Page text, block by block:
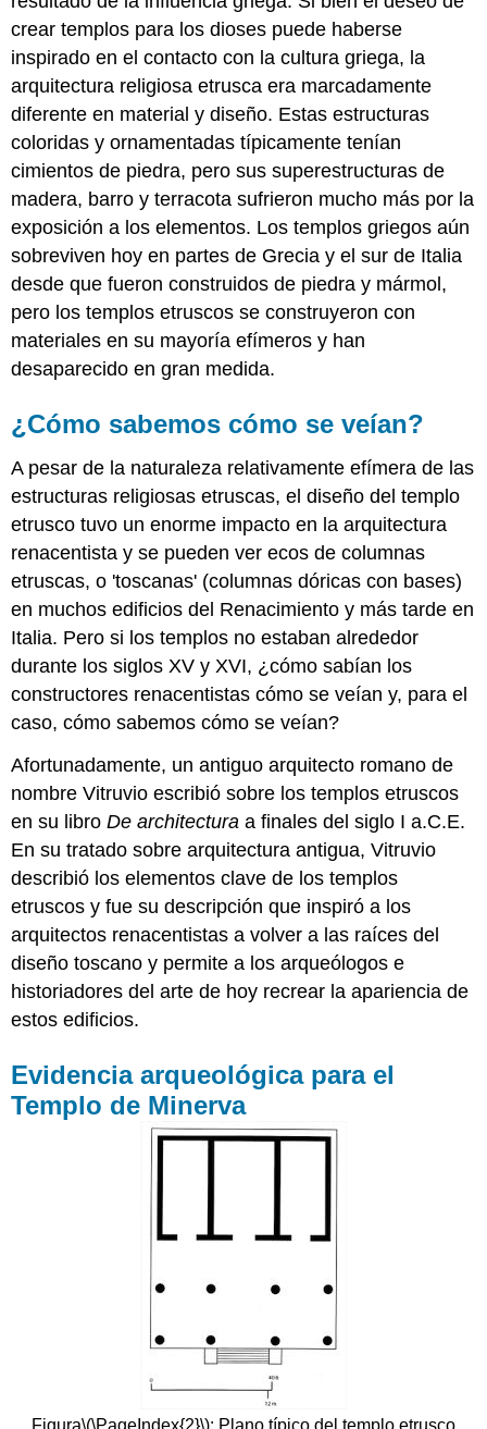
crear templos para los dioses puede haberse
inspirado en el contacto con la cultura griega, la
arquitectura religiosa etrusca era marcadamente
diferente en material y diseño. Estas estructuras
coloridas y ornamentadas típicamente tenían
cimientos de piedra, pero sus superestructuras de
madera, barro y terracota sufrieron mucho más por la
exposición a los elementos. Los templos griegos aún
sobreviven hoy en partes de Grecia y el sur de Italia
desde que fueron construidos de piedra y mármol,
pero los templos etruscos se construyeron con
materiales en su mayoría efímeros y han
desaparecido en gran medida.
¿Cómo sabemos cómo se veían?
A pesar de la naturaleza relativamente efímera de las
estructuras religiosas etruscas, el diseño del templo
etrusco tuvo un enorme impacto en la arquitectura
renacentista y se pueden ver ecos de columnas
etruscas, o 'toscanas' (columnas dóricas con bases)
en muchos edificios del Renacimiento y más tarde en
Italia. Pero si los templos no estaban alrededor
durante los siglos XV y XVI, ¿cómo sabían los
constructores renacentistas cómo se veían y, para el
caso, cómo sabemos cómo se veían?
Afortunadamente, un antiguo arquitecto romano de
nombre Vitruvio escribió sobre los templos etruscos
en su libroDe architectura a finales del siglo I a.C.E.
En su tratado sobre arquitectura antigua, Vitruvio
describió los elementos clave de los templos
etruscos y fue su descripción que inspiró a los
arquitectos renacentistas a volver a las raíces del
diseño toscano y permite a los arqueólogos e
historiadores del arte de hoy recrear la apariencia de
estos edificios.
Evidencia arqueológica para el
Templo de Minerva
Figura\(\PageIndex{2}\): Plano típico del templo etrusco